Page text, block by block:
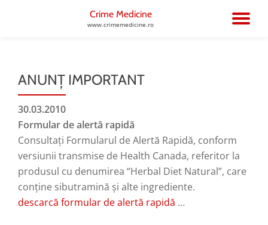
Crime Medicine
www.crimemedicine.ro
ANUNȚ IMPORTANT
30.03.2010
Formular de alertă rapidă
Consultați Formularul de Alertă Rapidă, conform
versiunii transmise de Health Canada, referitor la
produsul cu denumirea “Herbal Diet Natural”, care
conține sibutramină și alte ingrediente.
descarcă formular de alertă rapidă …